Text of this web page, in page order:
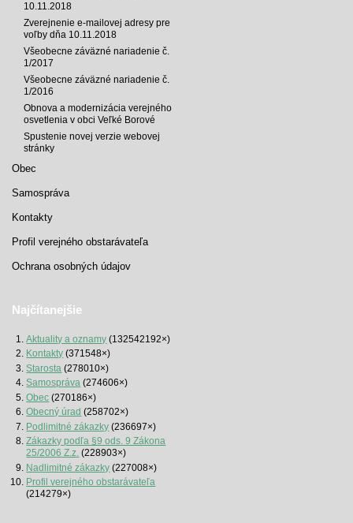
10.11.2018
Zverejnenie e-mailovej adresy pre
voľby dňa 10.11.2018
Všeobecne záväzné nariadenie č.
1/2017
Všeobecne záväzné nariadenie č.
1/2016
Obnova a modernizácia verejného
osvetlenia v obci Veľké Borové
Spustenie novej verzie webovej
stránky
Obec
Samospráva
Kontakty
Profil verejného obstarávateľa
Ochrana osobných údajov
Najčítanejšie
Aktuality a oznamy (132542192×)
Kontakty (371548×)
Starosta (278010×)
Samospráva (274606×)
Obec (270186×)
Obecný úrad (258702×)
Podlimitné zákazky (236697×)
Zákazky podľa §9 ods. 9 Zákona
25/2006 Z.z. (228903×)
Nadlimitné zákazky (227008×)
Profil verejného obstarávateľa
(214279×)